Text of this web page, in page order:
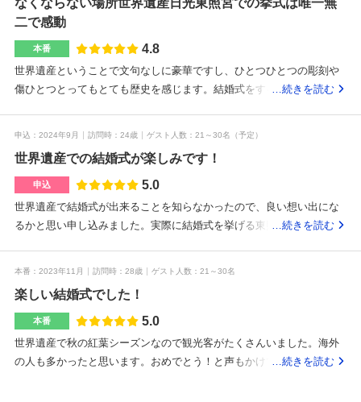
なくならない場所世界遺産日光東照宮での挙式は唯一無
二で感動
本番 4.8
世界遺産ということで文句なしに豪華ですし、ひとつひとつの彫刻や
傷ひとつとってもとても歴史を感じます。結婚式をする建物も重要文
参列人数だったのでゆったりと使うことができました。結婚式をする
建物まで長い階段があるので祖父は少し大変そうでしたが、先に時間
をかけてあがることをプランナーさんが提案してくれたので自分のペ
ースで上がることができて良かったです。日光東照宮御用達と教えて
あったので、行きも帰りもスムーズでした。畳の会場なのでみんなゆ
ったりと寛いでいただけたような気がします。何より子供たちが寝転
がったりして自由にしていました（笑）会場の方も子供の相手をして
くれて親切でした。最初は白無垢だけの予定でしたが、プランの特典
で2着目の衣裳が半額出来られる特典がありましたので、そちらを利用
しました。その為25万円くらい値上がりました。でも、とても気に入
…続きを読む
申込 2024年9月 訪問時 24歳 ゲスト人数 21～30名 （予定）
世界遺産での結婚式が楽しみです！
申込 5.0
世界遺産で結婚式が出来ることを知らなかったので、良い想い出にな
るかと思い申し込みました。実際に結婚式を挙げる東照宮の祈祷殿が
ップルの方がそこで撮ったお写真も見せていただきました。着付け場
所から東照宮まではバス移動がおすすめとのことです。サロンの方が
手配してくださるので、安心しました。そもそも神前式が何か分から
ない状態だったのですが、一日の流れを分かりやすく説明していただ
…続きを読む
本番 2023年11月 訪問時 28歳 ゲスト人数 21～30名
楽しい結婚式でした！
本番 5.0
世界遺産で秋の紅葉シーズンなので観光客がたくさんいました。海外
の人も多かったと思います。おめでとう！と声もかけていただきまし
…続きを読む